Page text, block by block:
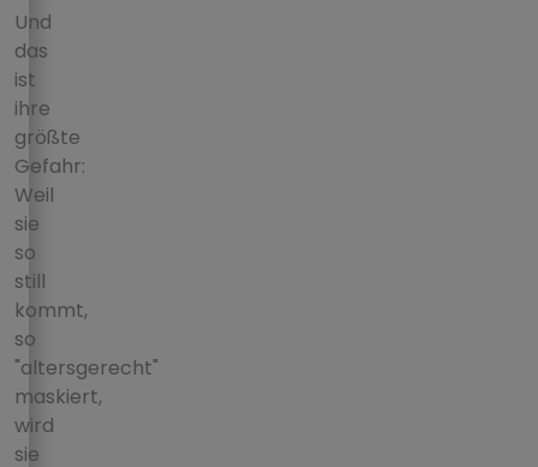
Und
das
ist
ihre
größte
Gefahr:
Weil
sie
so
still
kommt,
so
"altersgerecht"
maskiert,
wird
sie